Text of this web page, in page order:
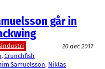
går in
20 dec 2017
, Crunchfish
Samuelsson, Niklas